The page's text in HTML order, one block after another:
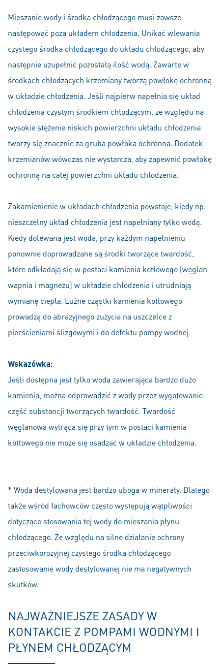
Mieszanie wody i środka chłodzącego musi zawsze
następować poza układem chłodzenia. Unikać wlewania
czystego środka chłodzącego do układu chłodzącego, aby
następnie uzupełnić pozostałą ilość wodą. Zawarte w
środkach chłodzących krzemiany tworzą powłokę ochronną
w układzie chłodzenia. Jeśli najpierw napełnia się układ
chłodzenia czystym środkiem chłodzącym, ze względu na
wysokie stężenie niskich powierzchni układu chłodzenia
tworzy się znacznie za gruba powłoka ochronna. Dodatek
krzemianów wówczas nie wystarcza, aby zapewnić powłokę
ochronną na całej powierzchni układu chłodzenia.
Zakamienienie w układach chłodzenia powstaje, kiedy np.
nieszczelny układ chłodzenia jest napełniany tylko wodą.
Kiedy dolewana jest woda, przy każdym napełnieniu
ponownie doprowadzane są środki tworzące twardość,
które odkładają się w postaci kamienia kotłowego (węglan
wapnia i magnezu) w układzie chłodzenia i utrudniają
wymianę ciepła. Luźne cząstki kamienia kotłowego
prowadzą do abrazyjnego zużycia na uszczelce z
pierścieniami ślizgowymi i do defektu pompy wodnej.
Wskazówka:
Jeśli dostępna jest tylko woda zawierająca bardzo dużo
kamienia, można odprowadzić z wody przez wygotowanie
część substancji tworzących twardość. Twardość
węglanowa wytrąca się przy tym w postaci kamienia
kotłowego nie może się osadzać w układzie chłodzenia.
* Woda destylowana jest bardzo uboga w minerały. Dlatego
także wśród fachowców często występują wątpliwości
dotyczące stosowania tej wody do mieszania płynu
chłodzącego. Ze względu na silne działanie ochrony
przeciwkorozyjnej czystego środka chłodzącego
zastosowanie wody destylowanej nie ma negatywnych
skutków.
NAJWAŻNIEJSZE ZASADY W
KONTAKCIE Z POMPAMI WODNYMI I
PŁYNEM CHŁODZĄCYM